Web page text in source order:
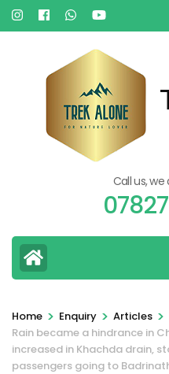
Skip
to
Call us,
Home > Enquiry > Articles >
Rain became a hindrance in
increased in Khachda drain,
passengers going to